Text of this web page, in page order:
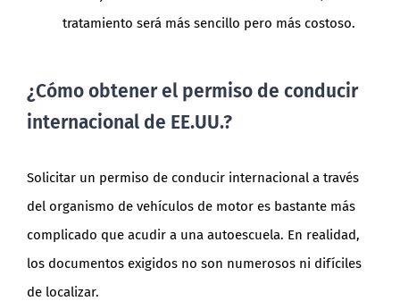
tratamiento será más sencillo pero más costoso.
¿Cómo obtener el permiso de conducir
internacional de EE.UU.?
Solicitar un permiso de conducir internacional a través
del organismo de vehículos de motor es bastante más
complicado que acudir a una autoescuela. En realidad,
los documentos exigidos no son numerosos ni difíciles
de localizar.